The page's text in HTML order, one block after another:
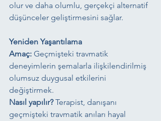
olur ve daha olumlu, gerçekçi alternatif
düşünceler geliştirmesini sağlar.
Yeniden Yaşantılama
Amaç: Geçmişteki travmatik
deneyimlerin şemalarla ilişkilendirilmiş
olumsuz duygusal etkilerini
değiştirmek.
Nasıl yapılır? Terapist, danışanı
geçmişteki travmatik anıları hayal